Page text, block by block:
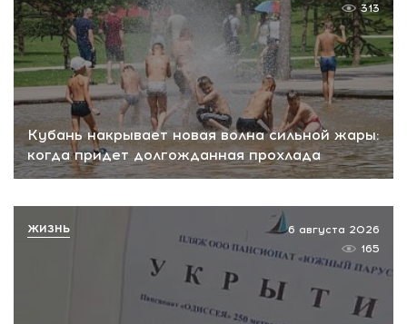
Кубань накрывает новая волна сильной жары:
когда придет долгожданная прохлада
313
6 августа 2026
165
ЖИЗНЬ